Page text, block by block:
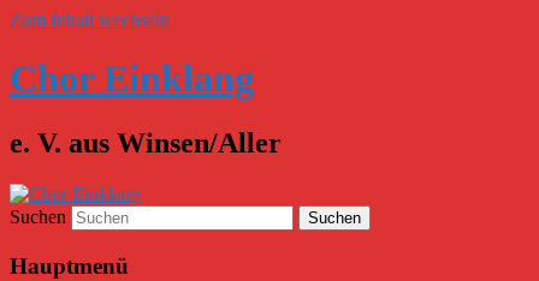
Zum Inhalt wechseln
Chor Einklang
e. V. aus Winsen/Aller
Suchen
Hauptmenü